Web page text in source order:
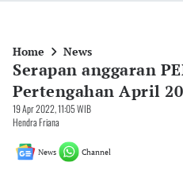
Home News
Serapan anggaran
Pertengahan April
19 Apr 2022, 11:05 WIB
Hendra Friana
News Channel